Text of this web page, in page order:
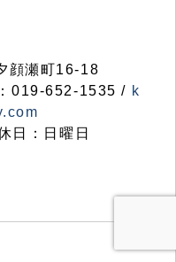
顔瀬町16-18
019-652-1535 / k
日：日曜日